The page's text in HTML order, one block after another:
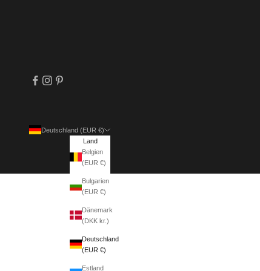
Deutschland (EUR €)
Land
Belgien
(EUR €)
Bulgarien
(EUR €)
Dänemark
(DKK kr.)
Deutschland
(EUR €)
Estland